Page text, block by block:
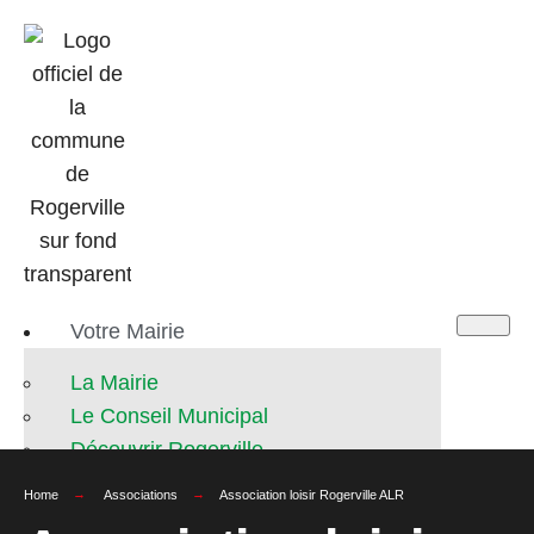
Votre Mairie
La Mairie
Le Conseil Municipal
Découvrir Rogerville
Vie municipale
Home Associations Association loisir Rogerville ALR